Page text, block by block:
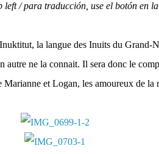
left / para traducción, use el botón en
la langue des Inuits du Grand-
autre ne la connait. Il sera donc le
et Logan, les amoureux de la